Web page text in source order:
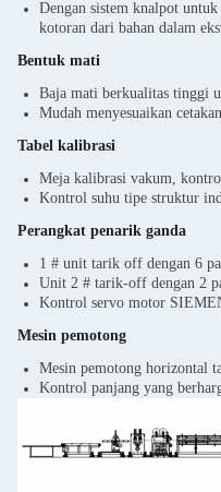
Dengan sistem knalpot
kotoran dari bahan dalam
Bentuk mati
Baja mati berkualitas tinggi
Mudah menyesuaikan
Tabel kalibrasi
Meja kalibrasi vakum,
Kontrol suhu tipe struktur
Perangkat penarik ganda
1 # unit tarik off dengan 6
Unit 2 # tarik-off dengan 2
Kontrol servo motor
Mesin pemotong
Mesin pemotong horizontal
Kontrol panjang yang